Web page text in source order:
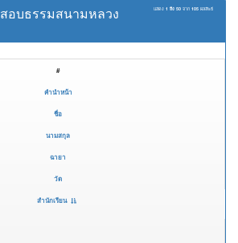
แสดง 1 ถึง 50 จาก 105 ผลลัพธ์
อบธรรมสนามหลวง
#
คำนำหน้า
ชื่อ
นามสกุล
ฉายา
วัด
สำนักเรียน